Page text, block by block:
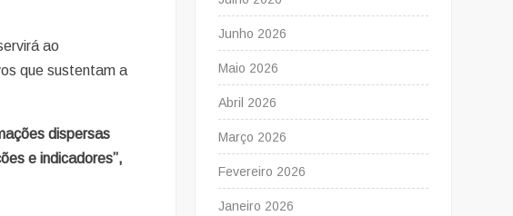
ao
que sustentam a
dispersas
e indicadores”,
Junho 2026
Maio 2026
Abril 2026
Março 2026
Fevereiro 2026
Janeiro 2026